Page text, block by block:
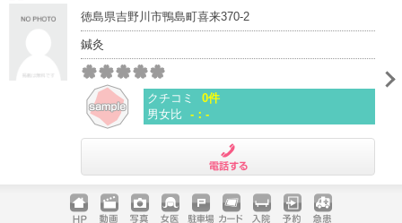
徳島県吉野川市鴨島町喜来370-2
鍼灸
クチコミ
0件
男女比 -：-